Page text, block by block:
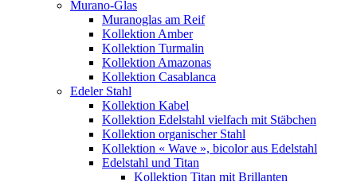
Murano-Glas
Muranoglas am Reif
Kollektion Amber
Kollektion Turmalin
Kollektion Amazonas
Kollektion Casablanca
Edeler Stahl
Kollektion Kabel
Kollektion Edelstahl vielfach mit Stäbchen
Kollektion organischer Stahl
Kollektion « Wave », bicolor aus Edelstahl
Edelstahl und Titan
Kollektion Titan mit Brillanten